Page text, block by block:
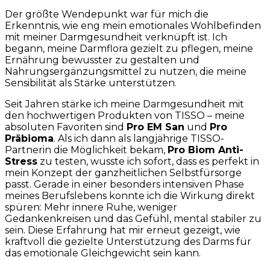
Der größte Wendepunkt war für mich die
Erkenntnis, wie eng mein emotionales Wohlbefinden
mit meiner Darmgesundheit verknüpft ist. Ich
begann, meine Darmflora gezielt zu pflegen, meine
Ernährung bewusster zu gestalten und
Nahrungsergänzungsmittel zu nutzen, die meine
Sensibilität als Stärke unterstützen.
Seit Jahren stärke ich meine Darmgesundheit mit
den hochwertigen Produkten von TISSO – meine
absoluten Favoriten sind Pro EM San und Pro
Präbioma. Als ich dann als langjährige TISSO-
Partnerin die Möglichkeit bekam, Pro Biom Anti-
Stress zu testen, wusste ich sofort, dass es perfekt in
mein Konzept der ganzheitlichen Selbstfürsorge
passt. Gerade in einer besonders intensiven Phase
meines Berufslebens konnte ich die Wirkung direkt
spüren: Mehr innere Ruhe, weniger
Gedankenkreisen und das Gefühl, mental stabiler zu
sein. Diese Erfahrung hat mir erneut gezeigt, wie
kraftvoll die gezielte Unterstützung des Darms für
das emotionale Gleichgewicht sein kann.